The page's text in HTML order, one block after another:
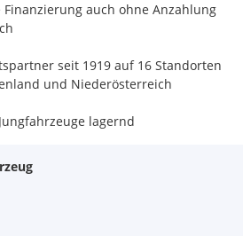
auch ohne Anzahlung
seit 1919 auf 16 Standorten
und Niederösterreich
lagernd
kompetente
Ort
mit 120 Punkte Check